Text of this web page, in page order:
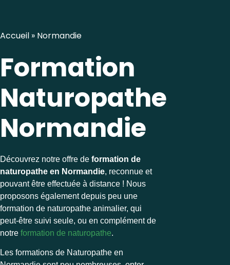
Accueil » Normandie
Formation
Naturopathe
Normandie
Découvrez notre offre de formation de
naturopathe en Normandie, reconnue et
pouvant être effectuée à distance ! Nous
proposons également depuis peu une
formation de naturopathe animalier, qui
peut-être suivi seule, ou en complément de
notre formation de naturopathe.
Les formations de Naturopathe en